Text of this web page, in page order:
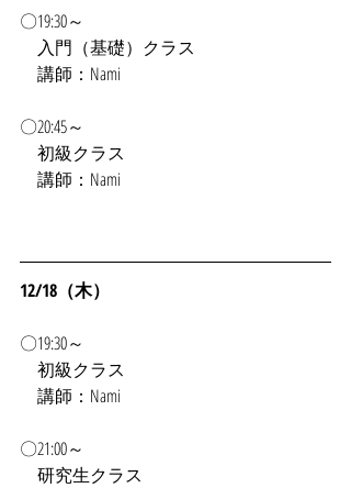
〇19:30～
入門（基礎）クラス
講師：Nami
〇20:45～
初級クラス
講師：Nami
12/18（木）
〇19:30～
初級クラス
講師：Nami
〇21:00～
研究生クラス